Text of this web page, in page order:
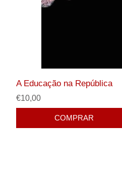
A Educação na República
€10,00
COMPRAR